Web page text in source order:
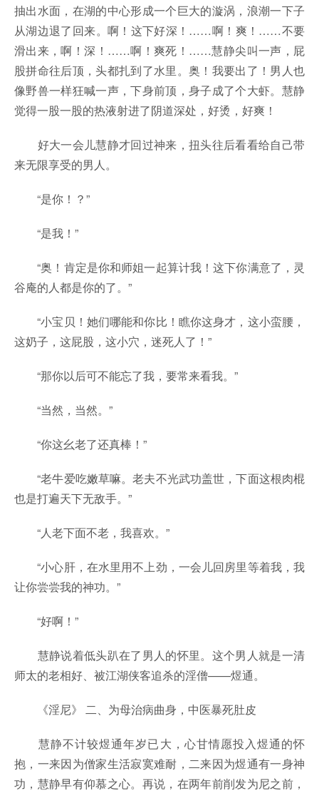
抽出水面，在湖的中心形成一个巨大的漩涡，浪潮一下子
从湖边退了回来。啊！这下好深！……啊！爽！……不要
滑出来，啊！深！……啊！爽死！……慧静尖叫一声，屁
股拼命往后顶，头都扎到了水里。奥！我要出了！男人也
像野兽一样狂喊一声，下身前顶，身子成了个大虾。慧静
觉得一股一股的热液射进了阴道深处，好烫，好爽！
好大一会儿慧静才回过神来，扭头往后看看给自己带
来无限享受的男人。
“是你！？”
“是我！”
“奥！肯定是你和师姐一起算计我！这下你满意了，灵
谷庵的人都是你的了。”
“小宝贝！她们哪能和你比！瞧你这身才，这小蛮腰，
这奶子，这屁股，这小穴，迷死人了！”
“那你以后可不能忘了我，要常来看我。”
“当然，当然。”
“你这幺老了还真棒！”
“老牛爱吃嫩草嘛。老夫不光武功盖世，下面这根肉棍
也是打遍天下无敌手。”
“人老下面不老，我喜欢。”
“小心肝，在水里用不上劲，一会儿回房里等着我，我
让你尝尝我的神功。”
“好啊！”
慧静说着低头趴在了男人的怀里。这个男人就是一清
师太的老相好、被江湖侠客追杀的淫僧——煜通。
《淫尼》 二、为母治病曲身，中医暴死肚皮
慧静不计较煜通年岁已大，心甘情愿投入煜通的怀
抱，一来因为僧家生活寂寞难耐，二来因为煜通有一身神
功，慧静早有仰慕之心。再说，在两年前削发为尼之前，